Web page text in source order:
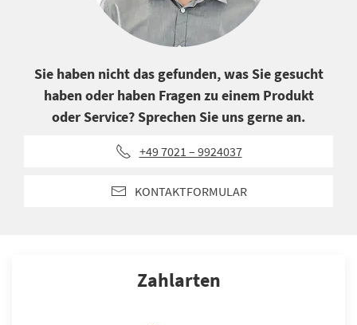
Sie haben nicht das gefunden, was Sie gesucht
haben oder haben Fragen zu einem Produkt
oder Service? Sprechen Sie uns gerne an.
+49 7021 – 9924037
KONTAKTFORMULAR
Zahlarten